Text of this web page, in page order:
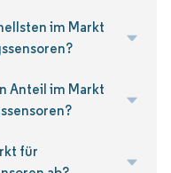
im Markt
Anteil im Markt
für